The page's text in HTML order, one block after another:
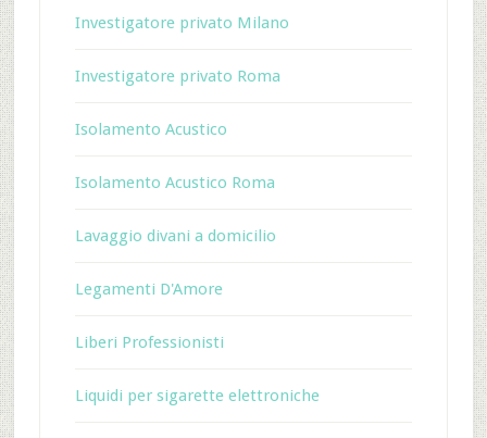
Investigatore privato Milano
Investigatore privato Roma
Isolamento Acustico
Isolamento Acustico Roma
Lavaggio divani a domicilio
Legamenti D'Amore
Liberi Professionisti
Liquidi per sigarette elettroniche